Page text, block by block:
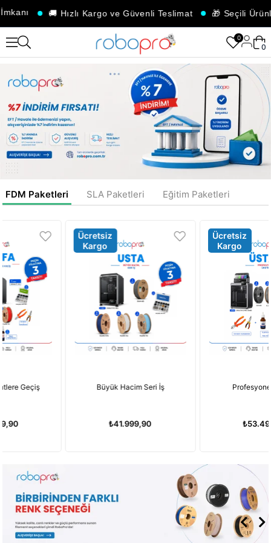
🚚 Hızlı Kargo ve Güvenli Teslimat 🎁 Seçili
0
0
FDM Paketleri SLA Paketleri Eğitim Paketleri
Büyük Hacim Seri İş
Ücretsiz
Profesyonel Üretim
Ücretsiz
Ücretsiz
Kargo
Ücretsiz
Kargo